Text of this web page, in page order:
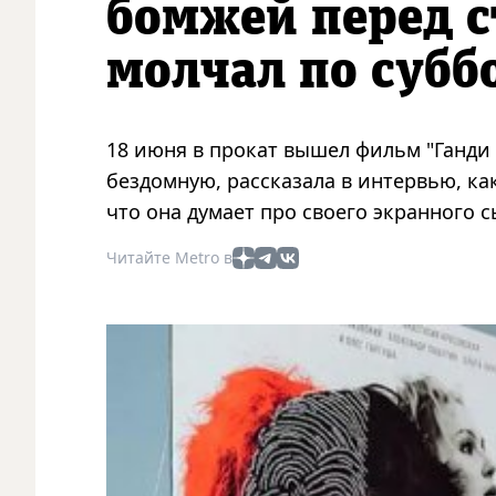
бомжей перед
молчал по
18 июня в прокат вышел фильм
бездомную, рассказала в интервью,
что она думает про своего
Читайте Metro в